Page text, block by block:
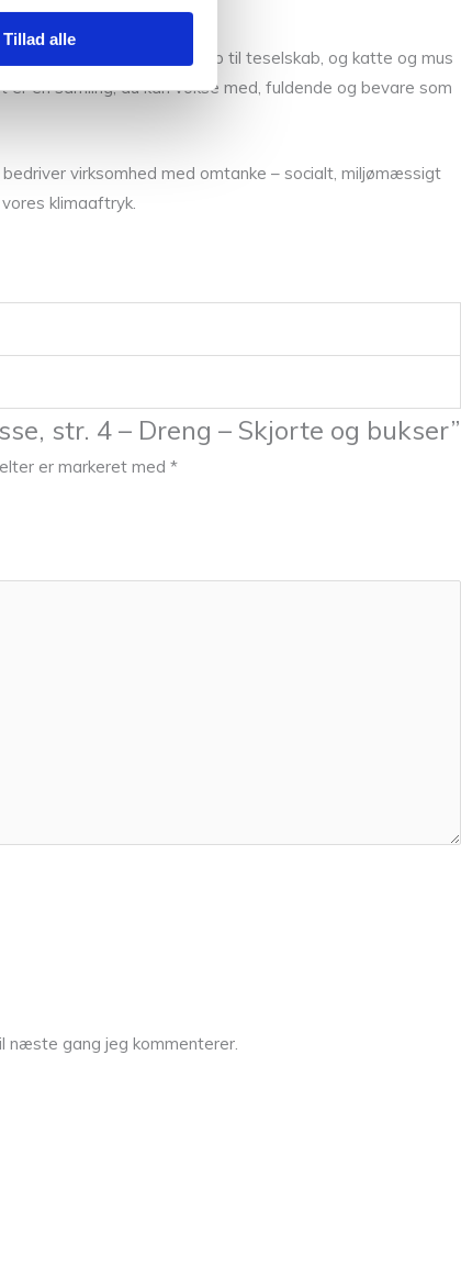
Tillad alle
ægte prinsesser dukker op til teselskab, og katte og mus
en samling, du kan vokse med, fuldende og bevare som
virksomhed med omtanke – socialt, miljømæssigt
klimaaftryk.
str. 4 – Dreng – Skjorte og bukser”
er markeret med *
næste gang jeg kommenterer.